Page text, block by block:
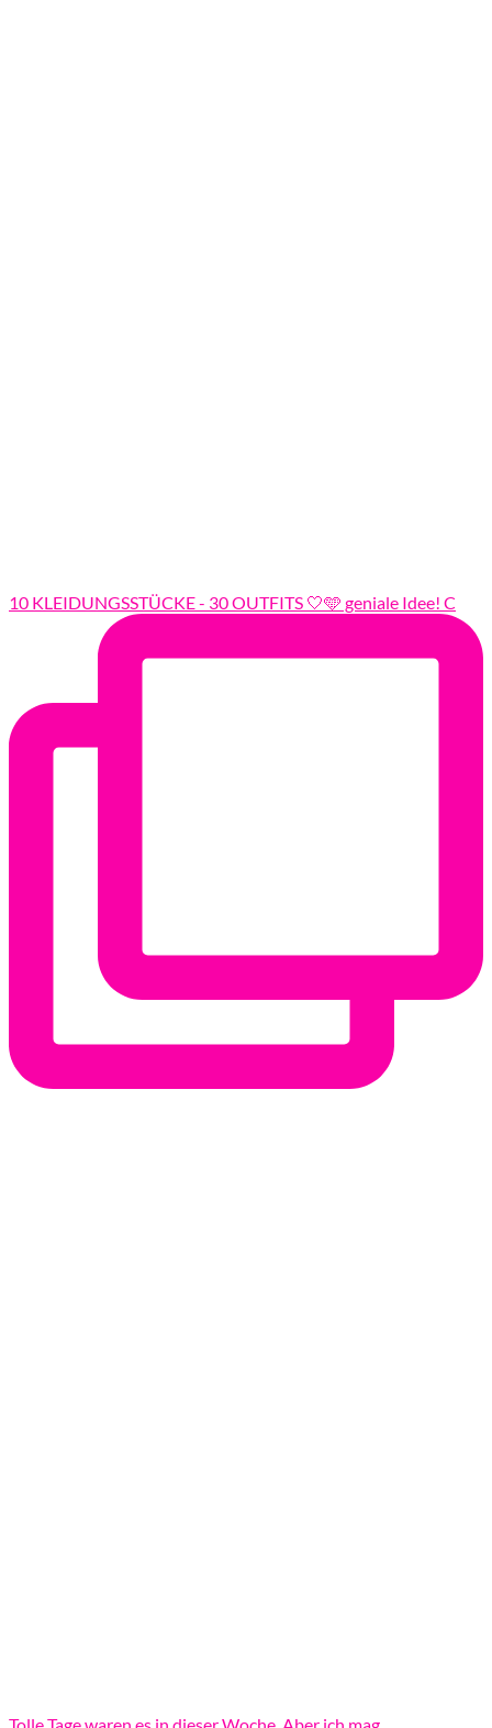
10 KLEIDUNGSSTÜCKE - 30 OUTFITS 🤍🩵 geniale Idee! C
Tolle Tage waren es in dieser Woche. Aber ich mag